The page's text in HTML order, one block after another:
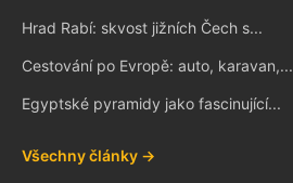
Hrad Rabí: skvost jižních Čech s...
Cestování po Evropě: auto, karavan,...
Egyptské pyramidy jako fascinující...
Všechny články →